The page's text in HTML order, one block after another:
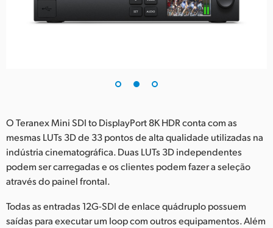
O Teranex Mini SDI to DisplayPort 8K HDR conta com as
mesmas LUTs 3D de 33 pontos de alta qualidade utilizadas na
indústria cinematográfica. Duas LUTs 3D independentes
podem ser carregadas e os clientes podem fazer a seleção
através do painel frontal.
Todas as entradas 12G-SDI de enlace quádruplo possuem
saídas para executar um loop com outros equipamentos. Além